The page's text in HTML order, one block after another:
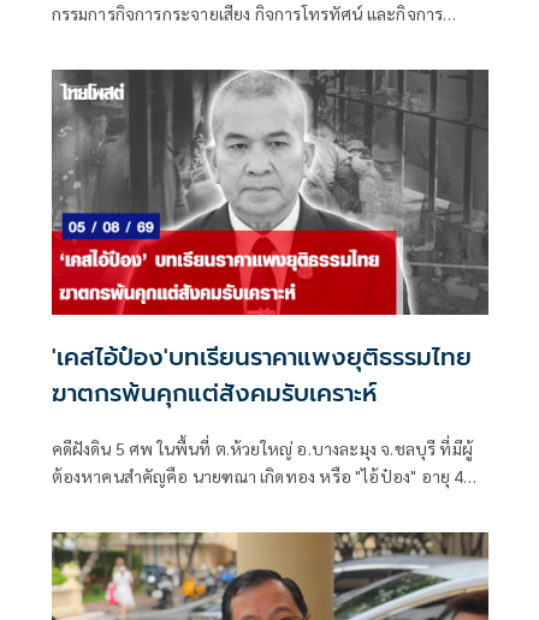
กรรมการกิจการกระจายเสียง กิจการโทรทัศน์ และกิจการ
'เคสไอ้ป๋อง'บทเรียนราคาแพงยุติธรรมไทย
ฆาตกรพ้นคุกแต่สังคมรับเคราะห์
คดีฝังดิน 5 ศพ ในพื้นที่ ต.ห้วยใหญ่ อ.บางละมุง จ.ชลบุรี ที่มีผู้
ต้องหาคนสำคัญคือ นายฑณา เกิดทอง หรือ "ไอ้ป๋อง" อายุ 43